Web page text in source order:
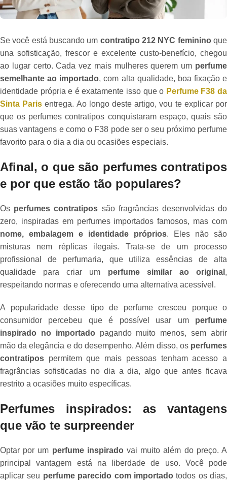
Se você está buscando um contratipo 212 NYC femininoque
una sofisticação, frescor e excelente custo-benefício, chegou
ao lugar certo. Cada vez mais mulheres querem um perfume
semelhante ao importado, com alta qualidade, boa fixação e
identidade própria e é exatamente isso que o Perfume F38 da
Sinta Paris entrega. Ao longo deste artigo, vou te explicar por
que os perfumes contratipos conquistaram espaço, quais são
suas vantagens e como o F38 pode ser o seu próximo perfume
favorito para o dia a dia ou ocasiões especiais.
Afinal, o que são perfumes contratipos
e por que estão tão populares?
Os perfumes contratipos são fragrâncias desenvolvidas do
zero, inspiradas em perfumes importados famosos, mas com
nome, embalagem e identidade próprios. Eles não são
misturas nem réplicas ilegais. Trata-se de um processo
profissional de perfumaria, que utiliza essências de alta
qualidade para criar um perfume similar ao original ,
respeitando normas e oferecendo uma alternativa acessível.
A popularidade desse tipo de perfume cresceu porque o
consumidor percebeu que é possível usar um perfume
inspirado no importadopagando muito menos, sem abrir
mão da elegância e do desempenho. Além disso, os perfumes
contratipos permitem que mais pessoas tenham acesso a
fragrâncias sofisticadas no dia a dia, algo que antes ficava
restrito a ocasiões muito específicas.
Perfumes inspirados: as vantagens
que vão te surpreender
Optar por um perfume inspiradovai muito além do preço. A
principal vantagem está na liberdade de uso. Você pode
aplicar seu perfume parecido com importadotodos os dias,